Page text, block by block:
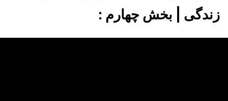
زندگی | بخش چهارم :‌